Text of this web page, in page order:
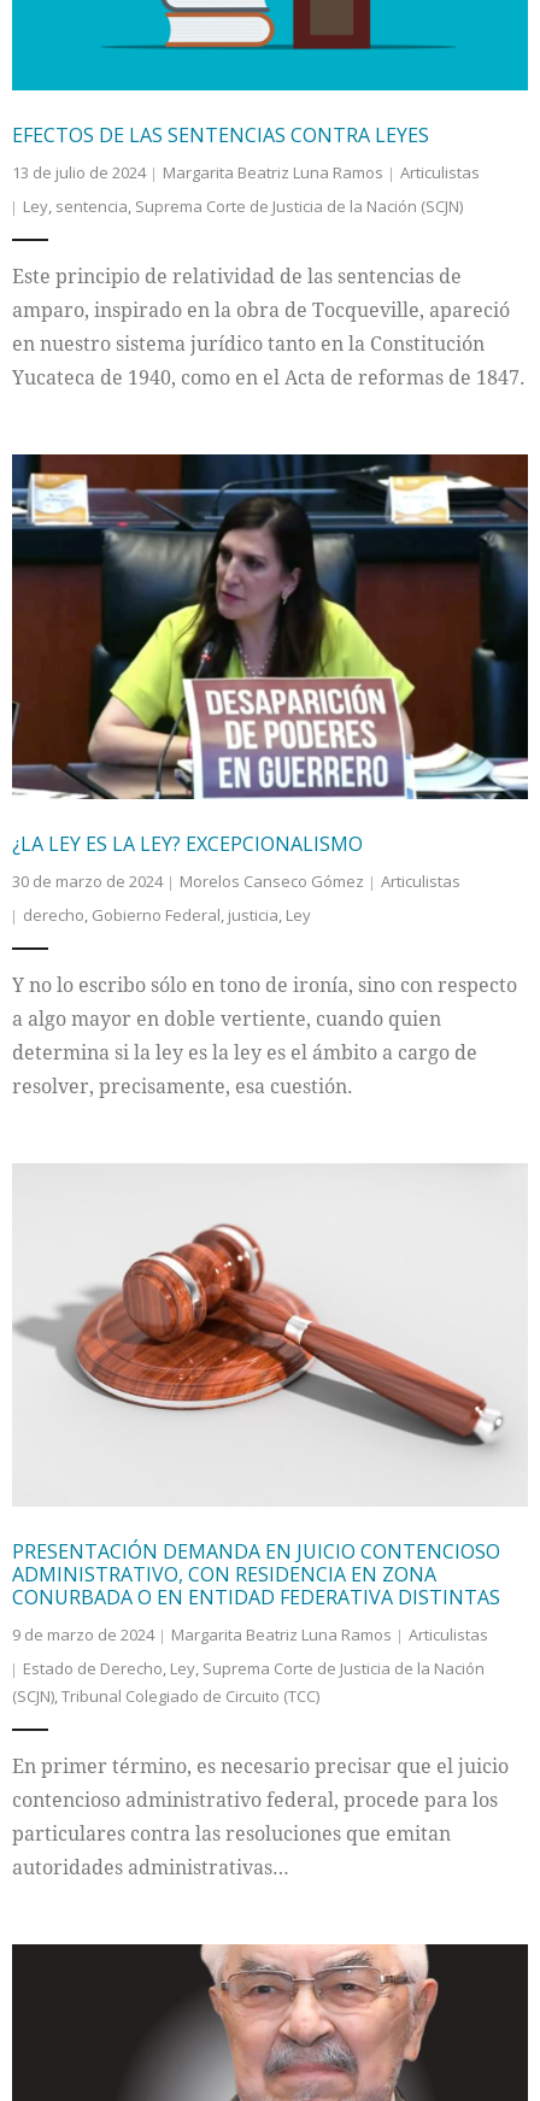
EFECTOS DE LAS SENTENCIAS CONTRA LEYES
13 de julio de 2024 Margarita Beatriz Luna Ramos
Articulistas
Ley, sentencia, Suprema Corte de Justicia de la Nación (SCJN)
Este principio de relatividad de las sentencias de
amparo, inspirado en la obra de Tocqueville, apareció
en nuestro sistema jurídico tanto en la Constitución
Yucateca de 1940, como en el Acta de reformas de 1847.
¿LA LEY ES LA LEY? EXCEPCIONALISMO
30 de marzo de 2024 Morelos Canseco Gómez
Articulistas
derecho, Gobierno Federal, justicia, Ley
Y no lo escribo sólo en tono de ironía, sino con respecto
a algo mayor en doble vertiente, cuando quien
determina si la ley es la ley es el ámbito a cargo de
resolver, precisamente, esa cuestión.
PRESENTACIÓN DEMANDA EN JUICIO CONTENCIOSO
ADMINISTRATIVO, CON RESIDENCIA EN ZONA
CONURBADA O EN ENTIDAD FEDERATIVA DISTINTAS
9 de marzo de 2024 Margarita Beatriz Luna Ramos
Articulistas
Estado de Derecho, Ley, Suprema Corte de Justicia de la Nación
(SCJN),Tribunal Colegiado de Circuito (TCC)
En primer término, es necesario precisar que el juicio
contencioso administrativo federal, procede para los
particulares contra las resoluciones que emitan
autoridades administrativas…